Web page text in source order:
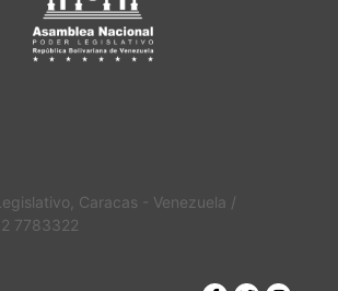
Caracas - Venezuela /
7783322